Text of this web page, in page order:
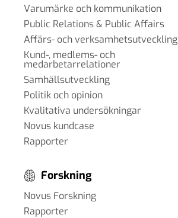
Varumärke och kommunikation
Public Relations & Public Affairs
Affärs- och verksamhetsutveckling
Kund-, medlems- och
medarbetarrelationer
Samhällsutveckling
Politik och opinion
Kvalitativa undersökningar
Novus kundcase
Rapporter
Forskning
Novus Forskning
Rapporter